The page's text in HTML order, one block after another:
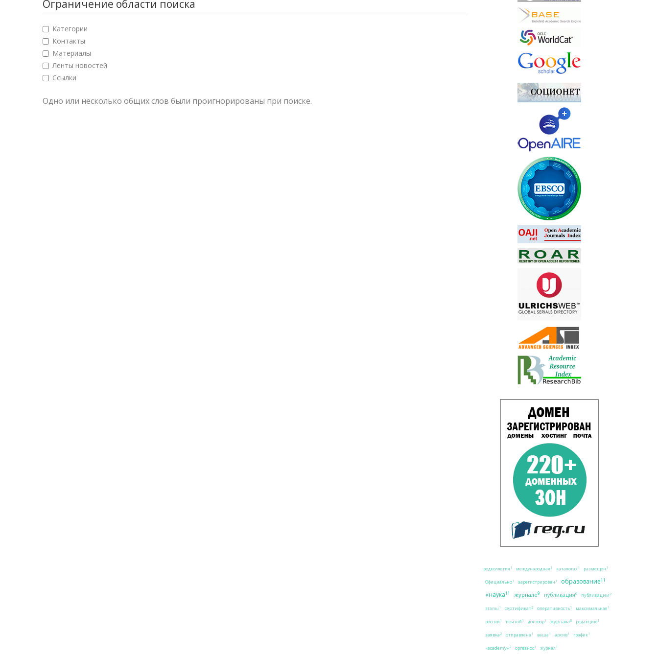
Ограничение области поиска
Категории
Контакты
Материалы
Ленты новостей
Ссылки
Одно или несколько общих слов были проигнорированы при поиске.
редколлегия 1 международная 1 каталогах 1 размещен 1
Официально1 зарегистрирован 1 образование11
«наука11 журнале9 публикация6 публикации 2
этапы 1 сертификат2 оперативность1 максимальная 1
россии 1 почтой 1 договор1 журнала 3 редакцию1
заявка 2 отправлена 1 ваша 1 архив1 график1
«academy» 2 оргвзнос1 журнал 1